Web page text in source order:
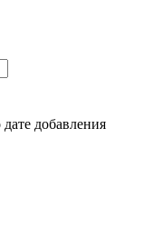
добавления